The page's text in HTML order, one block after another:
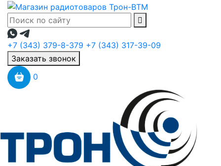
+7 (343) 379-8-379 +7 (343) 317-39-09
Заказать звонок
0